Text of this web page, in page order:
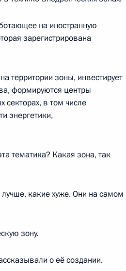
на иностранную
зарегистрирована
территории зоны, инвестирует
формируются центры
секторах, в том числе
энергетики,
тематика? Какая зона, так
какие хуже. Они на самом
зону.
о её создании.